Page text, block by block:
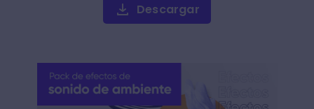
Descargar